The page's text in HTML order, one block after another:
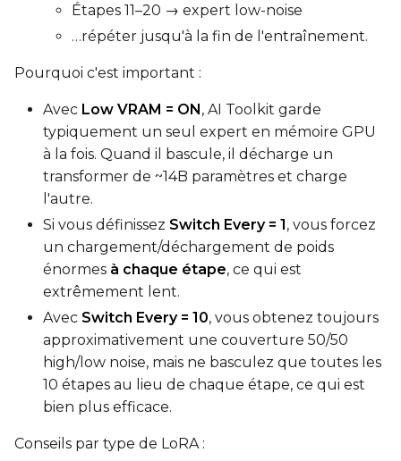
Étapes 11–20 → expert low-noise
…répéter jusqu'à la fin de l'entraînement.
Pourquoi c'est important :
Avec Low VRAM = ON, AI Toolkit garde
typiquement un seul expert en mémoire GPU
à la fois. Quand il bascule, il décharge un
transformer de ~14B paramètres et charge
l'autre.
Si vous définissez Switch Every = 1, vous forcez
un chargement/déchargement de poids
énormes à chaque étape, ce qui est
extrêmement lent.
Avec Switch Every = 10, vous obtenez toujours
approximativement une couverture 50/50
high/low noise, mais ne basculez que toutes les
10 étapes au lieu de chaque étape, ce qui est
bien plus efficace.
Conseils par type de LoRA :